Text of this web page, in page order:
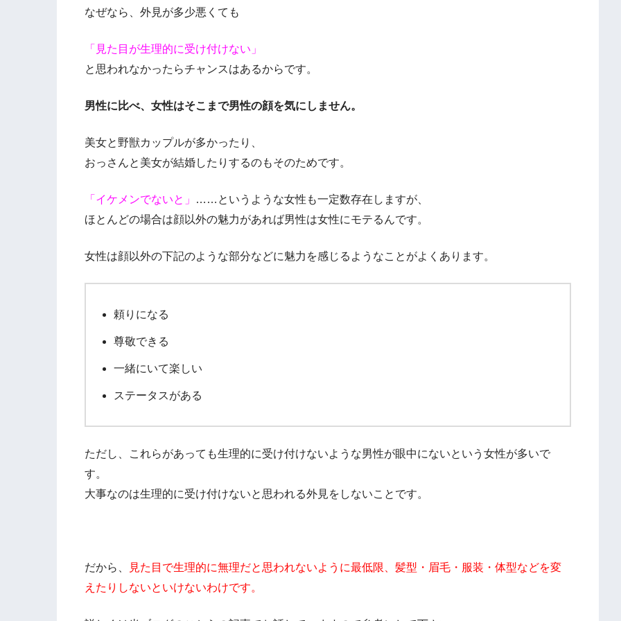
なぜなら、外見が多少悪くても
「見た目が生理的に受け付けない」
と思われなかったらチャンスはあるからです。
男性に比べ、女性はそこまで男性の顔を気にしません。
美女と野獣カップルが多かったり、
おっさんと美女が結婚したりするのもそのためです。
「イケメンでないと」
……というような女性も一定数存在しますが、
ほとんどの場合は顔以外の魅力があれば男性は女性にモテるんです。
女性は顔以外の下記のような部分などに魅力を感じるようなことがよくあります。
頼りになる
尊敬できる
一緒にいて楽しい
ステータスがある
ただし、これらがあっても生理的に受け付けないような男性が眼中にないという女性が多いで
す。
大事なのは生理的に受け付けないと思われる外見をしないことです。
だから、
見た目で生理的に無理だと思われないように最低限、髪型・眉毛・服装・体型などを変
えたりしないといけないわけです。